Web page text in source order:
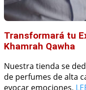
Transformará tu
Khamrah Qawha
Nuestra tienda se
de perfumes de alta
evocar emociones,